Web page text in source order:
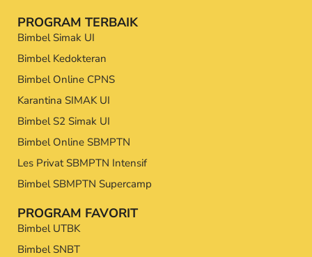
PROGRAM TERBAIK
Bimbel Simak UI
Bimbel Kedokteran
Bimbel Online CPNS
Karantina SIMAK UI
Bimbel S2 Simak UI
Bimbel Online SBMPTN
Les Privat SBMPTN Intensif
Bimbel SBMPTN Supercamp
PROGRAM FAVORIT
Bimbel UTBK
Bimbel SNBT